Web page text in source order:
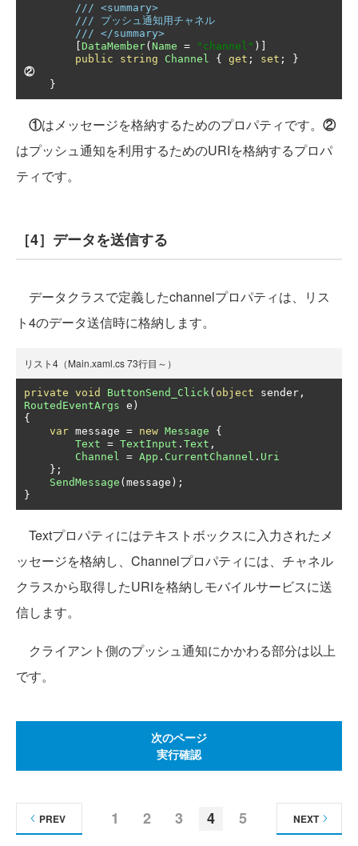
/// <summary>
/// プッシュ通知用チャネル
/// </summary>
[DataMember(Name = "channel" )]
public
string Channel { get ; set ;
}
②
}
①はメッセージを格納するためのプロパティです。 ②
はプッシュ通知を利用するためのURIを格納するプロパ
ティです。
［4］データを送信する
データクラスで定義したchannelプロパティは、リス
ト4のデータ送信時に格納します。
リスト4（Main.xaml.cs 73行目～）
private void ButtonSend_Click ( object sender ,
RoutedEventArgs e )
{
var message = new Message
{
Text = TextInput . Text ,
Channel
= App . CurrentChannel . Uri
};
SendMessage (message );
}
Textプロパティにはテキストボックスに入力されたメ
ッセージを格納し、Channelプロパティには、チャネル
クラスから取得したURIを格納しモバイルサービスに送
信します。
クライアント側のプッシュ通知にかかわる部分は以上
です。
次のページ
実行確認
1 2 3 4 5
PREV NEXT